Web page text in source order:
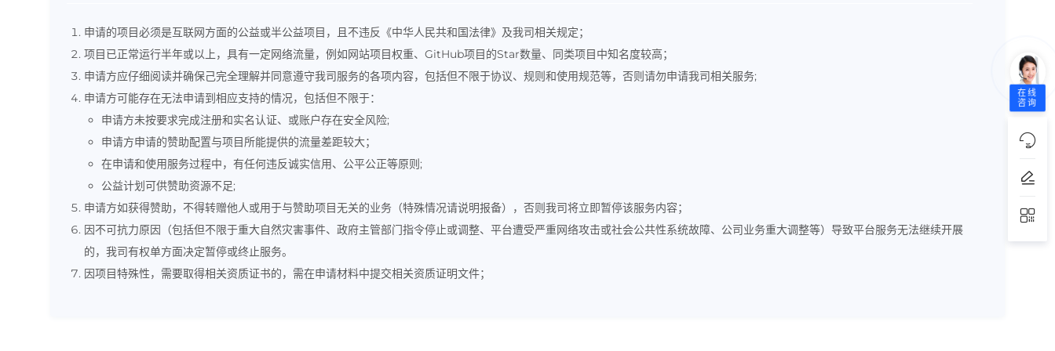
申请的项目必须是互联网方面的公益或半公益项目，且不违反《中华人民共和国法律》及我司相关规定；
项目已正常运行半年或以上，具有一定网络流量，例如网站项目权重、GitHub项目的Star数量、同类项目中知名度较高；
申请方应仔细阅读并确保己完全理解并同意遵守我司服务的各项内容，包括但不限于协议、规则和使用规范等，否则请勿申请我司相关服务;
申请方可能存在无法申请到相应支持的情况，包括但不限于：
申请方未按要求完成注册和实名认证、或账户存在安全风险;
申请方申请的赞助配置与项目所能提供的流量差距较大；
在申请和使用服务过程中，有任何违反诚实信用、公平公正等原则;
公益计划可供赞助资源不足;
申请方如获得赞助，不得转赠他人或用于与赞助项目无关的业务（特殊情况请说明报备），否则我司将立即暂停该服务内容；
因不可抗力原因（包括但不限于重大自然灾害事件、政府主管部门指令停止或调整、平台遭受严重网络攻击或社会公共性系统故障、公司业务重大调整等）导致平台服务无法继续开展
的，我司有权单方面决定暂停或终止服务。
因项目特殊性，需要取得相关资质证书的，需在申请材料中提交相关资质证明文件；
在线
咨询